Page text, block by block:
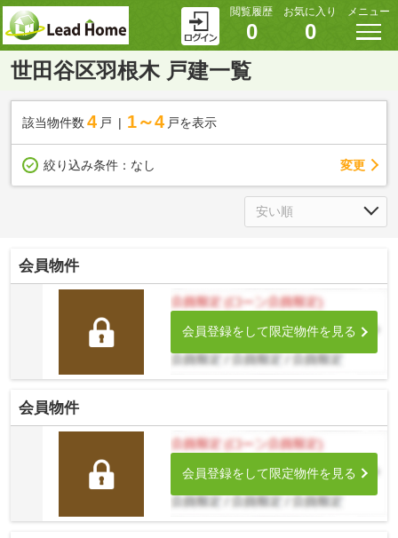
閲覧履歴
0
お気に入り
0
メニュー
世田谷区羽根木 戸建一覧
該当物件数 4 戸 1～4 戸を表示
絞り込み条件： なし 変更
会員物件
会員登録をして限定物件を見る
会員物件
会員登録をして限定物件を見る